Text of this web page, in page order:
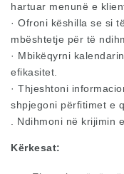
hartuar menunë e
· Ofroni këshilla se si
mbështetje për të
· Mbikëqyrni
efikasitet.
· Thjeshtoni
shpjegoni përfitimet e
. Ndihmoni në krijimin
Kërkesat: